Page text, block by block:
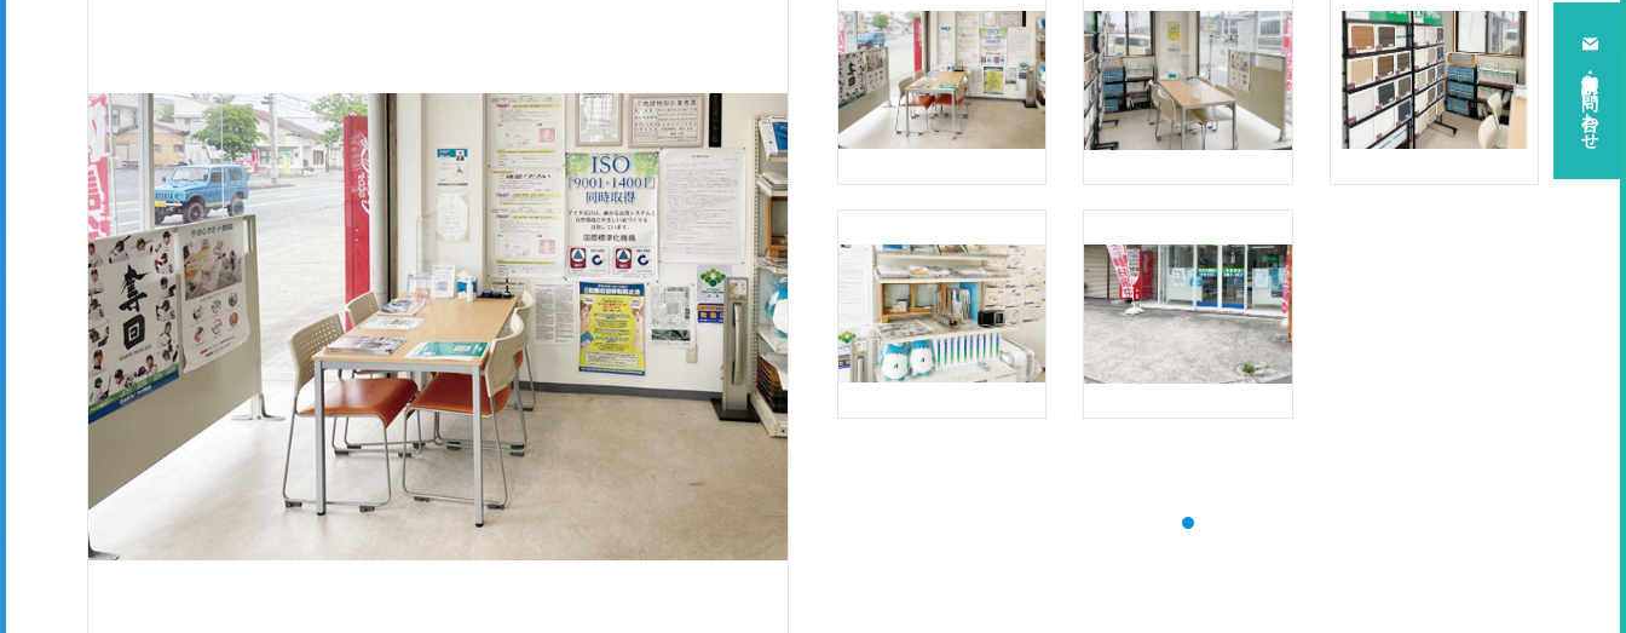
資料請求・お問い合わせ